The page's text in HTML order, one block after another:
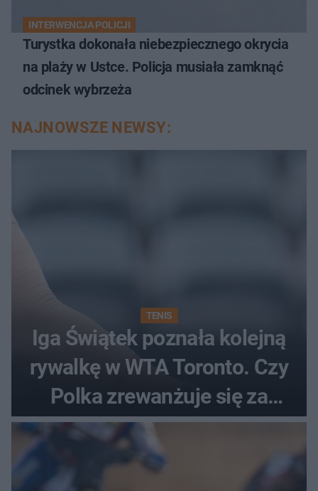
INTERWENCJA POLICJI
Turystka dokonała niebezpiecznego okrycia
na plaży w Ustce. Policja musiała zamknąć
odcinek wybrzeża
NAJNOWSZE NEWSY:
TENIS
Iga Świątek poznała kolejną
rywalkę w WTA Toronto. Czy
Polka zrewanżuje się za
ostatnią porażkę?